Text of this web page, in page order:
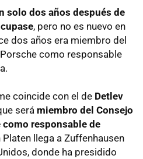
solo dos años después de
, pero no es nuevo en
dos años era miembro del
como responsable
coincide con el de Detlev
será miembro del Consejo
responsable de
Platen llega a Zuffenhausen
donde ha presidido